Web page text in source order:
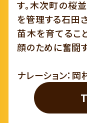
す。木次町の桜
を管理する石田
苗木を育てるこ
顔のために奮闘
ナレーション：岡